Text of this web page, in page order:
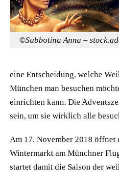
©Subbotina Anna –
eine Entscheidung, welche
München man besuchen
einrichten kann. Die
sein, um sie wirklich alle
Am 17. November 2018
Wintermarkt am Münchner
startet damit die Saison der